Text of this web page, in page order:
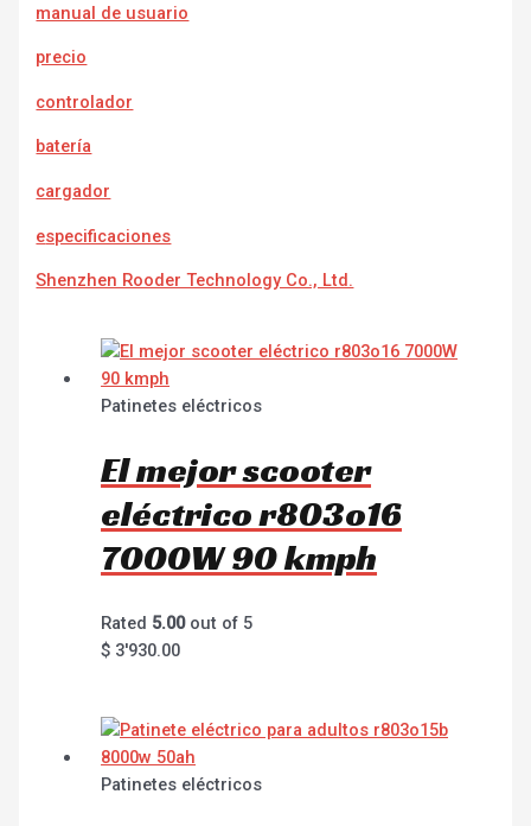
manual de usuario
precio
controlador
batería
cargador
especificaciones
Shenzhen Rooder Technology Co., Ltd.
Patinetes eléctricos
El mejor scooter
eléctrico r803o16
7000W 90 kmph
Rated 5.00out of 5
$ 3'930.00
Patinetes eléctricos